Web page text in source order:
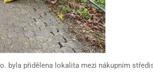
byla přidělena lokalita mezi nákupním